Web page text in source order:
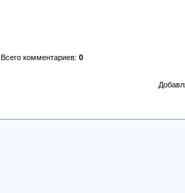
Всего комментариев: 0